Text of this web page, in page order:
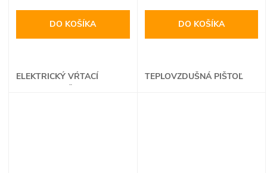
DO KOŠÍKA
ELEKTRICKÝ VŔTACÍ
DO KOŠÍKA
TEPLOVZDUŠNÁ PIŠTOĽ